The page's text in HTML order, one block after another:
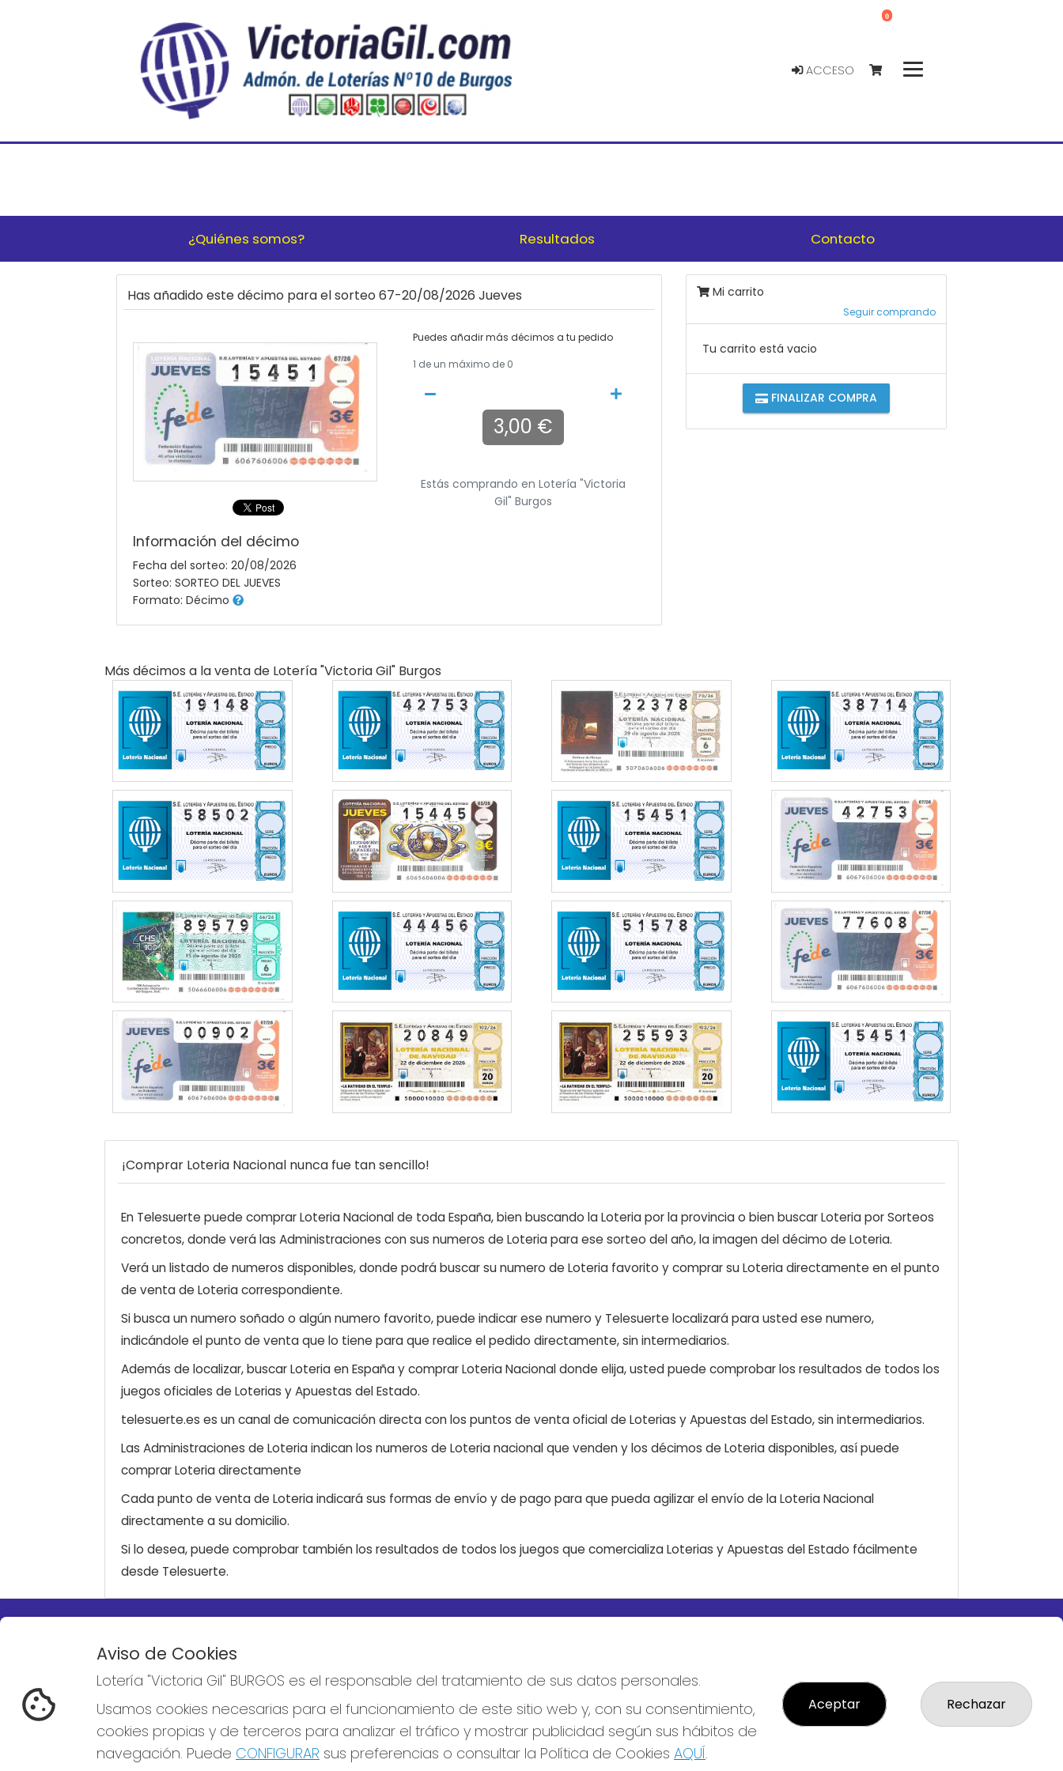
ACCESO
0
¿Quiénes somos? Resultados Contacto
Has añadido este décimo para el sorteo 67-20/08/2026 Jueves
Información del décimo
Fecha del sorteo: 20/08/2026
Sorteo: SORTEO DEL JUEVES
Formato: Décimo
Puedes añadir más décimos a tu pedido
1 de un máximo de 0
3,00 €
Estás comprando en Lotería "victoria
Gil" Burgos
Mi carrito
Seguir comprando
Tu carrito está vacio
FINALIZAR COMPRA
Más décimos a la venta de Lotería "victoria Gil" Burgos
¡Comprar Loteria Nacional nunca fue tan sencillo!
En Telesuerte puede comprar Loteria Nacional de toda España, bien buscando la Loteria por la provincia o bien buscar Loteria por Sorteos
concretos, donde verá las Administraciones con sus numeros de Loteria para ese sorteo del año, la imagen del décimo de Loteria.
Verá un listado de numeros disponibles, donde podrá buscar su numero de Loteria favorito y comprar su Loteria directamente en el punto
de venta de Loteria correspondiente.
Si busca un numero soñado o algún numero favorito, puede indicar ese numero y Telesuerte localizará para usted ese numero,
indicándole el punto de venta que lo tiene para que realice el pedido directamente, sin intermediarios.
Además de localizar, buscar Loteria en España y comprar Loteria Nacional donde elija, usted puede comprobar los resultados de todos los
juegos oficiales de Loterias y Apuestas del Estado.
telesuerte.es es un canal de comunicación directa con los puntos de venta oficial de Loterias y Apuestas del Estado, sin intermediarios.
Las Administraciones de Loteria indican los numeros de Loteria nacional que venden y los décimos de Loteria disponibles, así puede
comprar Loteria directamente
Cada punto de venta de Loteria indicará sus formas de envío y de pago para que pueda agilizar el envío de la Loteria Nacional
directamente a su domicilio.
Si lo desea, puede comprobar también los resultados de todos los juegos que comercializa Loterias y Apuestas del Estado fácilmente
desde Telesuerte.
LOTERÍA "VICTORIA GIL"
BURGOS
¿Quiénes somos?
Resultados
Contacto
Boletos digitales
Nº10 BURGOS - Receptor Oficial
947487318
Clica aquí para contactar por
668647944
Política de Privacidad
Política de Cookies
Condiciones de Compra
Aviso de Cookies
Lotería "Victoria Gil" BURGOS es el responsable del tratamiento de sus datos personales.
Usamos cookies necesarias para el funcionamiento de este sitio web y, con su consentimiento,
cookies propias y de terceros para analizar el tráfico y mostrar publicidad según sus hábitos de
navegación. Puede CONFIGURAR sus preferencias o consultar la Política de Cookies AQUÍ.
Aceptar Rechazar